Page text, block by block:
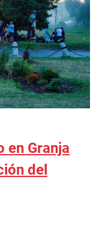
en Granja
del